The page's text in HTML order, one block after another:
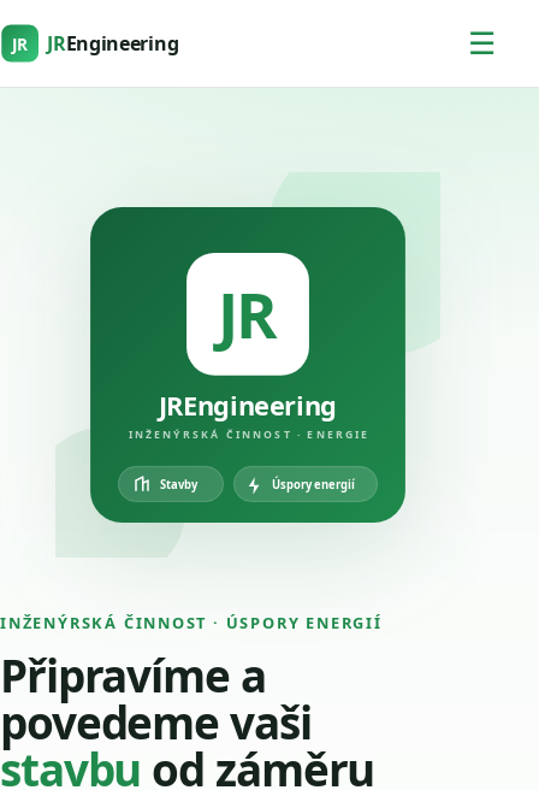
JR JREngineering ☰
INŽENÝRSKÁ ČINNOST · ÚSPORY ENERGIÍ
Připravíme a
povedeme vaši
stavbu od záměru
JR
JREngineering
INŽENÝRSKÁ ČINNOST · ENERGIE
Stavby Úspory energií